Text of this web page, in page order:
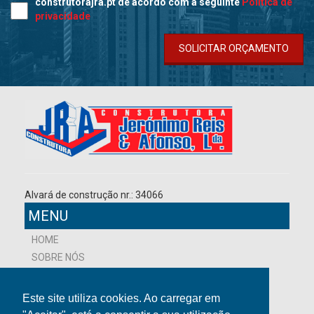
Este site utiliza cookies. Ao carregar em
privacidade
SOLICITAR ORÇAMENTO
Alvará de construção nr.: 34066
MENU
HOME
SOBRE NÓS
PROJETOS
CONTACTOS